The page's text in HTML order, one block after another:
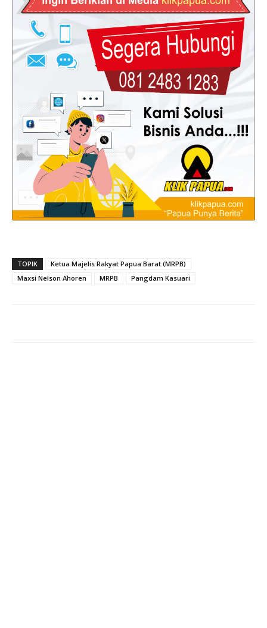
TOPIK
Ketua Majelis Rakyat Papua Barat (MRPB)
Maxsi Nelson Ahoren
MRPB Pangdam Kasuari